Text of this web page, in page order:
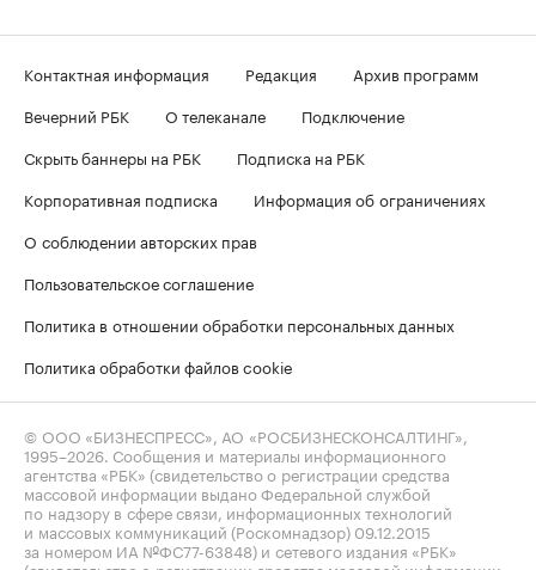
Контактная информация Редакция
Архив программ
Вечерний РБК
О телеканале
Подключение
Скрыть баннеры на РБК
Подписка на РБК
Корпоративная подписка
Информация об ограничениях
О соблюдении авторских прав
Пользовательское соглашение
Политика в отношении обработки персональных данных
Политика обработки файлов cookie
© ООО «БИЗНЕСПРЕСС», АО «РОСБИЗНЕСКОНСАЛТИНГ»,
1995–2026. Сообщения и материалы информационного
агентства «РБК» (свидетельство о регистрации средства
массовой информации выдано Федеральной службой
по надзору в сфере связи, информационных технологий
и массовых коммуникаций (Роскомнадзор) 09.12.2015
за номером ИА №ФС77-63848) и сетевого издания «РБК»